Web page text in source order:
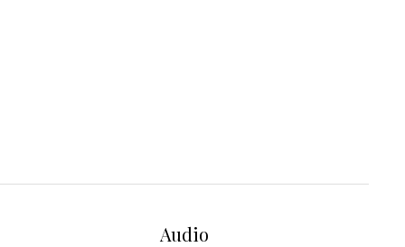
Audio